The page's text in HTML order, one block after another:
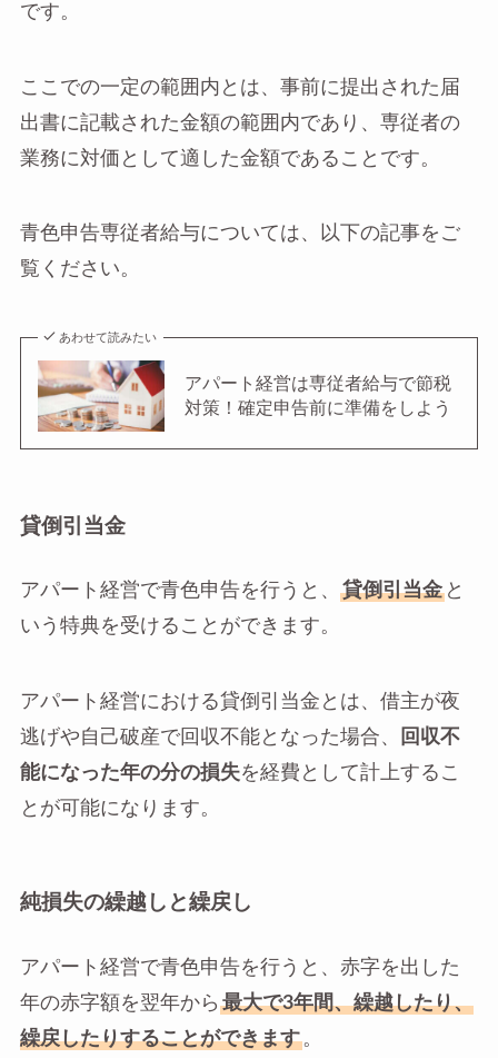
です。
ここでの一定の範囲内とは、事前に提出された届
出書に記載された金額の範囲内であり、専従者の
業務に対価として適した金額であることです。
青色申告専従者給与については、以下の記事をご
覧ください。
あわせて読みたい
アパート経営は専従者給与で節税
対策！確定申告前に準備をしよう
貸倒引当金
アパート経営で青色申告を行うと、 貸倒引当金と
いう特典を受けることができます。
アパート経営における貸倒引当金とは、借主が夜
逃げや自己破産で回収不能となった場合、
回収不
能になった年の分の損失を経費として計上するこ
とが可能になります。
純損失の繰越しと繰戻し
アパート経営で青色申告を行うと、赤字を出した
年の赤字額を翌年から 最大で3年間、繰越したり、
繰戻したりすることができます。